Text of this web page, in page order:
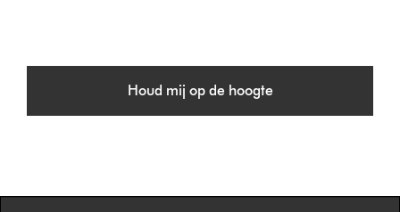
Houd mij op de hoogte